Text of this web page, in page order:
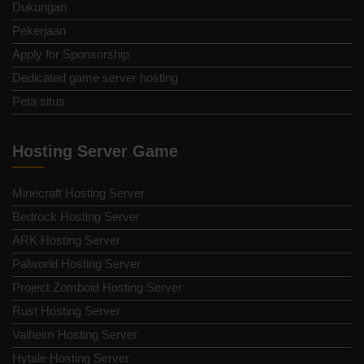
Dukungan
Pekerjaan
Apply for Sponsorship
Dedicated game server hosting
Peta situs
Hosting Server Game
Minecraft Hosting Server
Bedrock Hosting Server
ARK Hosting Server
Palworld Hosting Server
Project Zomboid Hosting Server
Rust Hosting Server
Valheim Hosting Server
Hytale Hosting Server